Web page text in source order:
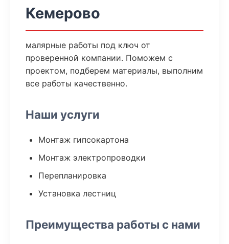
Кемерово
малярные работы под ключ от
проверенной компании. Поможем с
проектом, подберем материалы, выполним
все работы качественно.
Наши услуги
Монтаж гипсокартона
Монтаж электропроводки
Перепланировка
Установка лестниц
Преимущества работы с нами